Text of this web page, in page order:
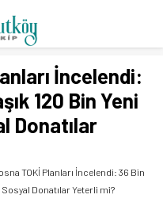
İncelendi:
120 Bin Yeni
Donatılar
TOKİ Planları İncelendi: 36 Bin
Donatılar Yeterli mi?